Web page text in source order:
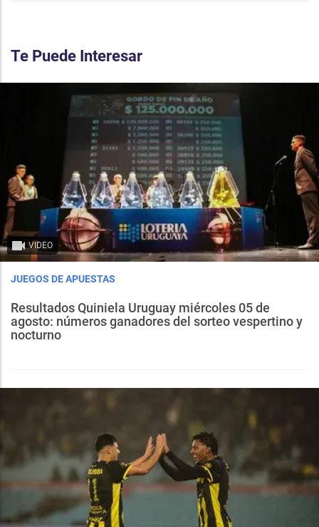
Te Puede Interesar
VIDEO
JUEGOS DE APUESTAS
Resultados Quiniela Uruguay miércoles 05 de
agosto: números ganadores del sorteo vespertino y
nocturno